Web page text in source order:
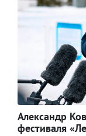
Александр
фестиваля